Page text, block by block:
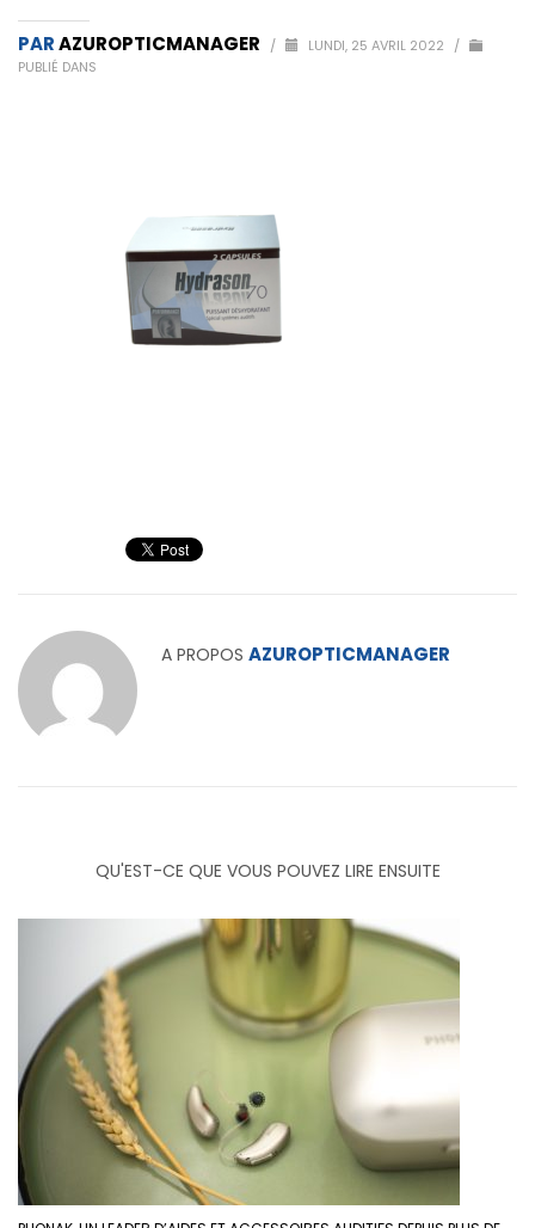
PARAZUROPTICMANAGER / LUNDI, 25 AVRIL 2022
/
PUBLIÉ DANS
A PROPOS AZUROPTICMANAGER
QU'EST-CE QUE VOUS POUVEZ LIRE ENSUITE